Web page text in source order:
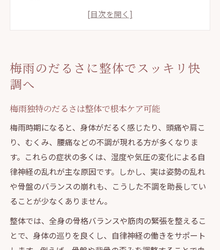
東洋整体術で梅雨の自律神経を整える方法
気圧変化の頭痛に整体ができる対策法
東洋整体術が頭痛の頻度を減らす理由
頭痛と姿勢の関係を整体視点で徹底解説
整体で期待できる梅雨の頭痛軽減アプロー
チ
整体施術が頭部の緊張を和らげる仕組み
湿度によるむくみ悩みを整体で軽減
整体で梅雨時のむくみをすっきりリセット
東洋整体術が巡りを促す理由と施術効果
むくみが気になる梅雨に整体ができること
梅雨のだるさに整体でスッキリ快
調へ
梅雨独特のだるさは整体で根本ケア可能
梅雨時期になると、身体がだるく感じたり、頭痛や肩こ
り、むくみ、腰痛などの不調が現れる方が多くなりま
す。これらの症状の多くは、湿度や気圧の変化による自
律神経の乱れが主な原因です。しかし、実は姿勢の乱れ
や骨盤のバランスの崩れも、こうした不調を助長してい
ることが少なくありません。
整体では、全身の骨格バランスや筋肉の緊張を整えるこ
とで、身体の巡りを良くし、自律神経の働きをサポート